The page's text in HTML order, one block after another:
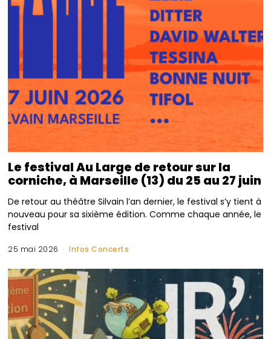
Le festival Au Large de retour sur la
corniche, à Marseille (13) du 25 au 27 juin
De retour au théâtre Silvain l’an dernier, le festival s’y tient à
nouveau pour sa sixième édition. Comme chaque année, le
festival
25 mai 2026 Infos Concerts